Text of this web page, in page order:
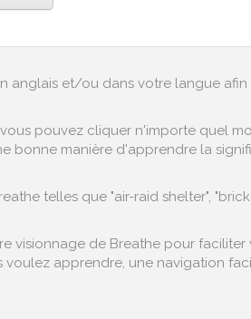
anglais et/ou dans votre langue
pouvez cliquer n'importe quel
bonne manière d'apprendre la
telles que "air-raid shelter",
visionnage de Breathe pour
apprendre, une navigation